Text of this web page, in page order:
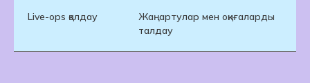
Live-ops қолдау
Жаңартулар мен оқиғаларды
талдау